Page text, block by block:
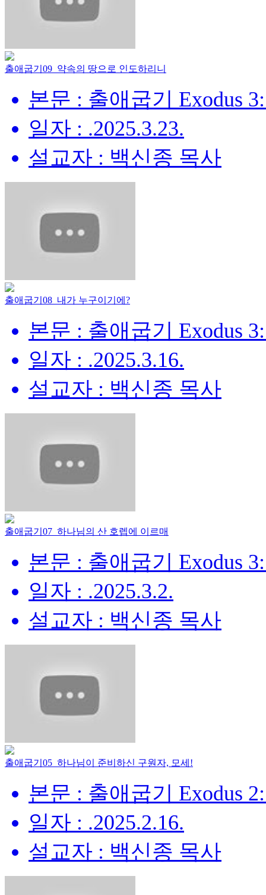
출애굽기09_약속의 땅으로 인도하리니
본문 : 출애굽기 Exodus
일자 : .2025.3.23.
설교자 : 백신종 목사
출애굽기08_내가 누구이기에?
본문 : 출애굽기 Exodus
일자 : .2025.3.16.
설교자 : 백신종 목사
출애굽기07_하나님의 산 호렙에 이르매
본문 : 출애굽기 Exodus
일자 : .2025.3.2.
설교자 : 백신종 목사
출애굽기05_하나님이 준비하신 구원자, 모세!
본문 : 출애굽기 Exodus
일자 : .2025.2.16.
설교자 : 백신종 목사